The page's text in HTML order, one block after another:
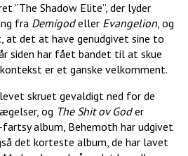
”The Shadow Elite”, der lyder
fra Demigodeller Evangelion, og
at det at have genudgivet sine to
siden har fået bandet til at skue
er et ganske velkomment.
skruet gevaldigt ned for de
og The Shit ov Goder
album, Behemoth har udgivet
det korteste album, de har lavet